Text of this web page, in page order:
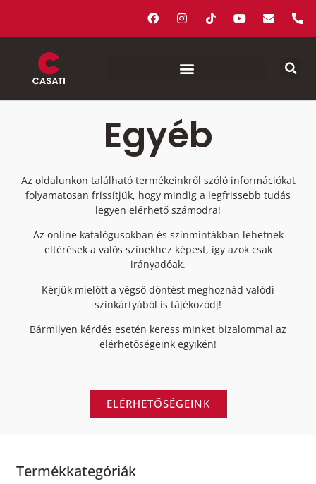
Egyéb
Az oldalunkon található termékeinkről szóló információkat
folyamatosan frissítjük, hogy mindig a legfrissebb tudás
legyen elérhető számodra!
Az online katalógusokban és színmintákban lehetnek
eltérések a valós színekhez képest, így azok csak
irányadóak.
Kérjük mielőtt a végső döntést meghoznád valódi
színkártyából is tájékozódj!
Bármilyen kérdés esetén keress minket bizalommal az
elérhetőségeink egyikén!
ELÉRHETŐSÉGEINK
Termékkategóriák